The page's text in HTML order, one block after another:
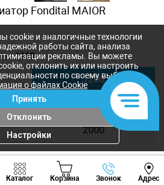
Fondital MAIOR
1200
1200
2000
Каталог Корзина Звонок Адрес
Viber Whatsapp
cookie и аналогичные технологии
работы сайта, анализа
рекламы. Вы можете
отклонить их или настроить
по своему выбору.
о файлах Cookie
Принять
Отклонить
Настройки